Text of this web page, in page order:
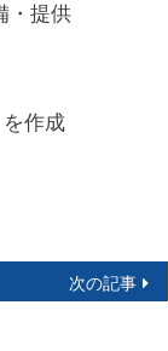
・提供
作成
次の記事